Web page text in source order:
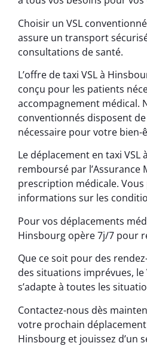
Choisir un VSL
assure un transport
consultations de santé.
L’offre de taxi VSL à
conçu pour les patients
accompagnement médical.
conventionnés disposent
nécessaire pour votre bien-
Le déplacement en taxi
remboursé par l’Assurance
prescription médicale.
informations sur les
Pour vos déplacements
Hinsbourg opère 7j/7 pour
Que ce soit pour des
des situations imprévues, le
s’adapte à toutes les
Contactez-nous dès
votre prochain
Hinsbourg et jouissez d’un